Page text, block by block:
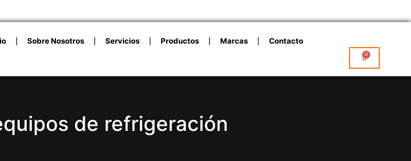
Sobre Nosotros Servicios Productos Marcas Contacto
0
de refrigeración